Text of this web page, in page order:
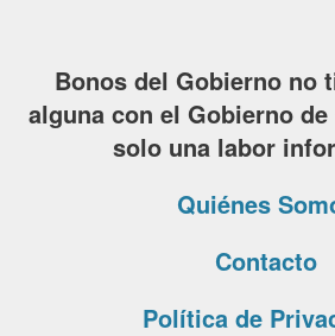
Bonos del Gobierno no
alguna con el Gobierno
solo una labor
Quiénes
Contacto
Política de